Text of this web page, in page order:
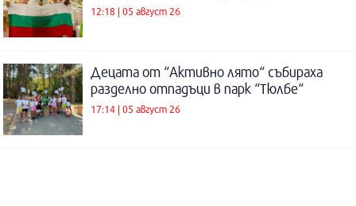
12:18 | 05 август 26
Децата от “Активно лято“ събираха
разделно отпадъци в парк “Тюлбе“
17:14 | 05 август 26